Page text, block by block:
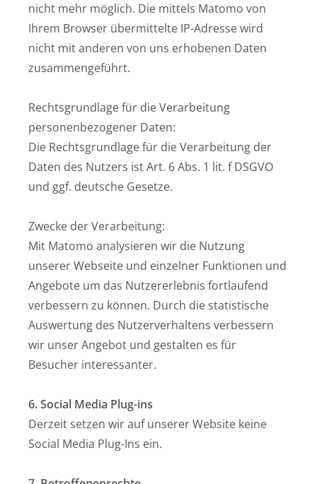
nicht mehr möglich. Die mittels Matomo von
Ihrem Browser übermittelte IP-Adresse wird
nicht mit anderen von uns erhobenen Daten
zusammengeführt.
Rechtsgrundlage für die Verarbeitung
personenbezogener Daten:
Die Rechtsgrundlage für die Verarbeitung der
Daten des Nutzers ist Art. 6 Abs. 1 lit. f DSGVO
und ggf. deutsche Gesetze.
Zwecke der Verarbeitung:
Mit Matomo analysieren wir die Nutzung
unserer Webseite und einzelner Funktionen und
Angebote um das Nutzererlebnis fortlaufend
verbessern zu können. Durch die statistische
Auswertung des Nutzerverhaltens verbessern
wir unser Angebot und gestalten es für
Besucher interessanter.
6. Social Media Plug-ins
Derzeit setzen wir auf unserer Website keine
Social Media Plug-Ins ein.